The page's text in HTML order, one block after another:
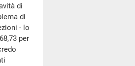
di
di
- lo
per